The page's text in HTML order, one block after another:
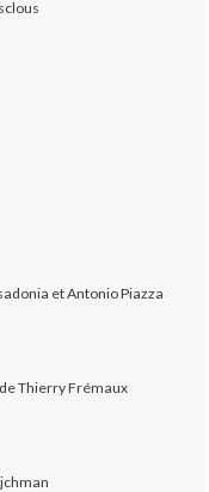
et Antonio Piazza
de Thierry Frémaux